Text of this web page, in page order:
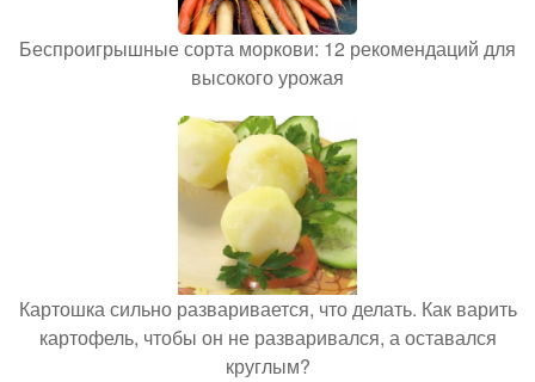
Беспроигрышные сорта моркови: 12 рекомендаций для
высокого урожая
Картошка сильно разваривается, что делать. Как варить
картофель, чтобы он не разваривался, а оставался
круглым?